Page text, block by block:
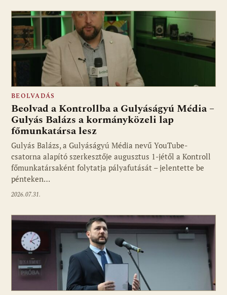
BEOLVADÁS
Beolvad a Kontrollba a Gulyáságyú Média –
Gulyás Balázs a kormányközeli lap
főmunkatársa lesz
Gulyás Balázs, a Gulyáságyú Média nevű YouTube-
csatorna alapító szerkesztője augusztus 1-jétől a Kontroll
főmunkatársaként folytatja pályafutását – jelentette be
pénteken…
2026.07.31.